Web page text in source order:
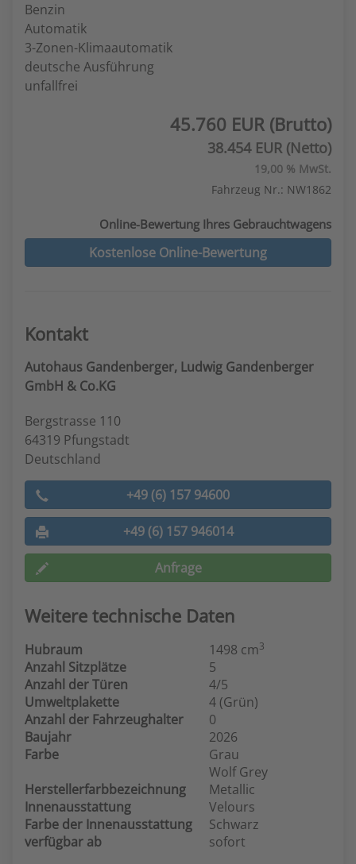
Benzin
Automatik
3-Zonen-Klimaautomatik
deutsche Ausführung
unfallfrei
45.760 EUR (Brutto)
38.454 EUR (Netto)
19,00 % MwSt.
Fahrzeug Nr.: NW1862
Online-Bewertung Ihres Gebrauchtwagens
Kostenlose Online-Bewertung
Kontakt
Autohaus Gandenberger, Ludwig Gandenberger
GmbH & Co.KG
Bergstrasse 110
64319 Pfungstadt
Deutschland
+49 (6) 157 94600
+49 (6) 157 946014
Anfrage
Weitere technische Daten
Hubraum 1498 cm3
Anzahl Sitzplätze
5
Anzahl der Türen
4/5
Umweltplakette
4 (Grün)
Anzahl der Fahrzeughalter
0
Baujahr
2026
Farbe
Grau
Herstellerfarbbezeichnung
Wolf Grey
Metallic
Innenausstattung
Velours
Farbe der Innenausstattung
Schwarz
verfügbar ab
sofort